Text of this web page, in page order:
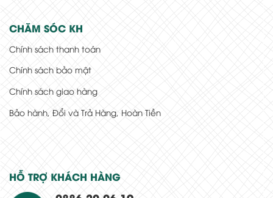
CHĂM SÓC KH
Chính sách thanh toán
Chính sách bảo mật
Chính sách giao hàng
Bảo hành, Đổi và Trả Hàng, Hoàn Tiền
HỖ TRỢ KHÁCH HÀNG